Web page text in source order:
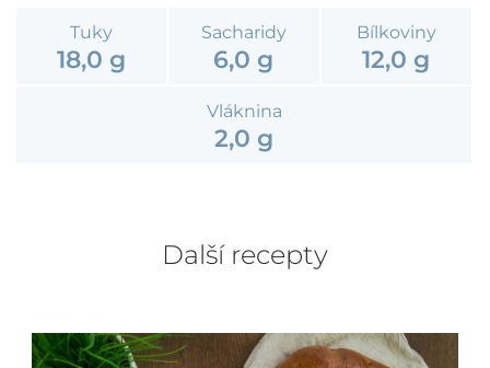
Tuky
18,0 g
Sacharidy
6,0 g
Bílkoviny
12,0 g
Vláknina
2,0 g
Další recepty